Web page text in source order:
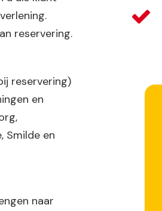
reservering.
reservering)
en
Smilde en
naar